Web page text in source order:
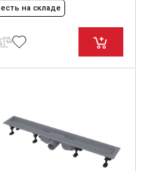
есть на складе